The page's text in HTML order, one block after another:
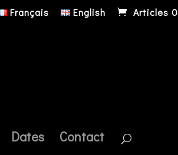
Français English Articles 0
Dates Contact